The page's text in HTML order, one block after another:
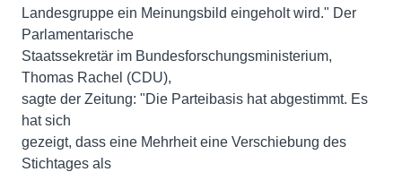
Landesgruppe ein Meinungsbild eingeholt wird." Der
Parlamentarische
Staatssekretär im Bundesforschungsministerium,
Thomas Rachel (CDU),
sagte der Zeitung: "Die Parteibasis hat abgestimmt. Es
hat sich
gezeigt, dass eine Mehrheit eine Verschiebung des
Stichtages als